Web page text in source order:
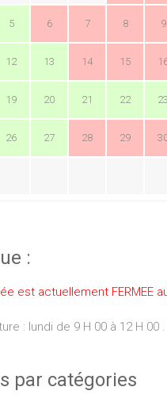
5 6 7 8 9
12 13 14 15
19 20 21 22 23
26 27 28 29
:
est actuellement FERMEE
: lundi de 9 H 00 à 12 H 00 .
par catégories